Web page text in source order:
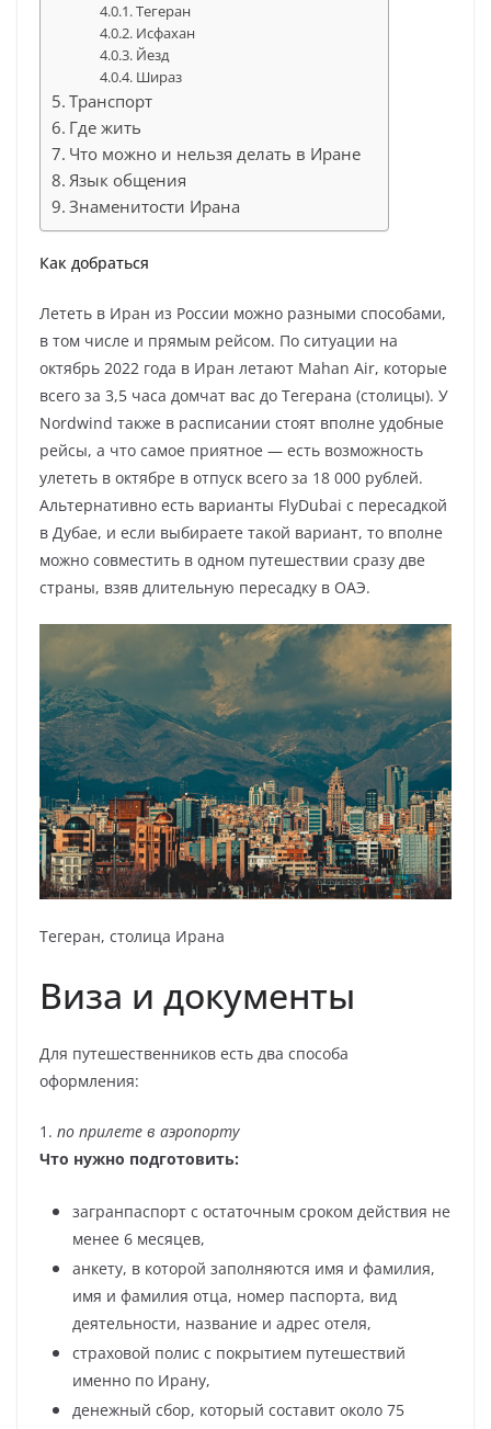
Тегеран
Исфахан
Йезд
Шираз
Транспорт
Где жить
Что можно и нельзя делать в Иране
Язык общения
Знаменитости Ирана
Как добраться
Лететь в Иран из России можно разными способами,
в том числе и прямым рейсом. По ситуации на
октябрь 2022 года в Иран летают Mahan Air, которые
всего за 3,5 часа домчат вас до Тегерана (столицы). У
Nordwind также в расписании стоят вполне удобные
рейсы, а что самое приятное — есть возможность
улететь в октябре в отпуск всего за 18 000 рублей.
Альтернативно есть варианты FlyDubai с пересадкой
в Дубае, и если выбираете такой вариант, то вполне
можно совместить в одном путешествии сразу две
страны, взяв длительную пересадку в ОАЭ.
Тегеран, столица Ирана
Виза и документы
Для путешественников есть два способа
оформления:
1. по прилете в аэропорту
Что нужно подготовить:
загранпаспорт с остаточным сроком действия не
менее 6 месяцев,
анкету, в которой заполняются имя и фамилия,
имя и фамилия отца, номер паспорта, вид
деятельности, название и адрес отеля,
страховой полис с покрытием путешествий
именно по Ирану,
денежный сбор, который составит около 75